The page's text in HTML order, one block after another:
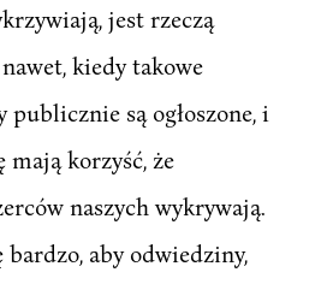
jest rzeczą
kiedy takowe
są ogłoszone, i
mają korzyść, że
naszych wykrywają.
bardzo, aby odwiedziny,